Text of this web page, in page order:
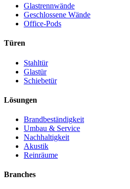
Glastrennwände
Geschlossene Wände
Office-Pods
Türen
Stahltür
Glastür
Schiebetür
Lösungen
Brandbeständigkeit
Umbau & Service
Nachhaltigkeit
Akustik
Reinräume
Branches